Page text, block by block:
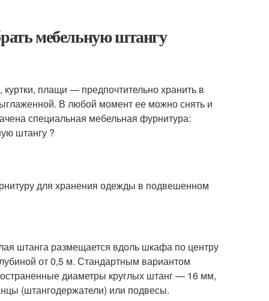
мебельную штангу
плащи — предпочтительно хранить в
В любой момент ее можно снять и
специальная мебельная фурнитура:
штангу ?
для хранения одежды в подвешенном
штанга размещается вдоль шкафа по центру
от 0,5 м. Стандартным вариантом
диаметры круглых штанг — 16 мм,
(штангодержатели) или подвесы.